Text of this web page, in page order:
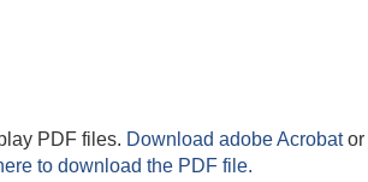
PDF files. Download adobe Acrobator
to download the PDF file.